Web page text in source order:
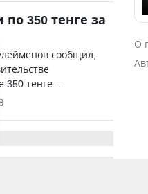
350 тенге за
сообщил,
350 тенге...
О